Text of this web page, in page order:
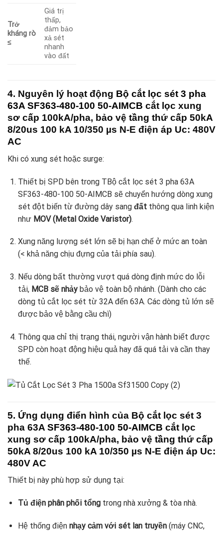
Trở
kháng rò
≤
Giá trị
thấp,
đảm bảo
xả sét
nhanh
vào đất
4. Nguyên lý hoạt động Bộ cắt lọc sét 3 pha
63A SF363-480-100 50-AIMCB cắt lọc xung
sơ cấp 100kA/pha, bảo vệ tầng thứ cấp 50kA
8/20us 100 kA 10/350 µs N-E điện áp Uc: 480V
AC
Khi có xung sét hoặc surge:
Thiết bị SPD bên trong TBộ cắt lọc sét 3 pha 63A
SF363-480-100 50-AIMCB sẽ chuyển hướng dòng xung
sét đột biến từ đường dây sang đấtthông qua linh kiện
như MOV (Metal Oxide Varistor).
Xung năng lượng sét lớn sẽ bị hạn chế ở mức an toàn
(< khả năng chịu đựng của tải phía sau).
Nếu dòng bất thường vượt quá dòng định mức do lỗi
tải, MCB sẽ nhảybảo vệ toàn bộ nhánh. (Dành cho các
dòng tủ cắt lọc sét từ 32A đến 63A. Các dòng tủ lớn sẽ
được bảo vệ bằng cầu chì)
Thông qua chỉ thị trạng thái, người vận hành biết được
SPD còn hoạt động hiệu quả hay đã quá tải và cần thay
thế.
5. Ứng dụng điển hình của Bộ cắt lọc sét 3
pha 63A SF363-480-100 50-AIMCB cắt lọc
xung sơ cấp 100kA/pha, bảo vệ tầng thứ cấp
50kA 8/20us 100 kA 10/350 µs N-E điện áp Uc:
480V AC
Thiết bị này phù hợp sử dụng tại:
Tủ điện phân phối tổngtrong nhà xưởng & tòa nhà.
Hệ thống điện nhạy cảm với sét lan truyền(máy CNC,